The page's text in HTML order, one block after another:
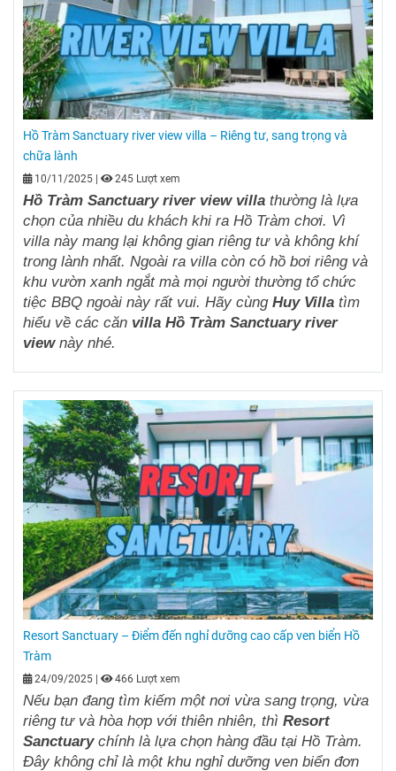
Hồ Tràm Sanctuary river view villa – Riêng tư, sang trọng và
chữa lành
10/11/2025 | 245 Lượt xem
Hồ Tràm Sanctuary river view villa thường là lựa
chọn của nhiều du khách khi ra Hồ Tràm chơi. Vì
villa này mang lại không gian riêng tư và không khí
trong lành nhất. Ngoài ra villa còn có hồ bơi riêng và
khu vườn xanh ngắt mà mọi người thường tổ chức
tiệc BBQ ngoài này rất vui. Hãy cùng Huy Villa tìm
hiểu về các căn villa Hồ Tràm Sanctuary river
viewnày nhé.
Resort Sanctuary – Điểm đến nghỉ dưỡng cao cấp ven biển Hồ
Tràm
24/09/2025 466 Lượt xem
Nếu bạn đang tìm kiếm một nơi vừa sang trọng, vừa
riêng tư và hòa hợp với thiên nhiên, thì Resort
Sanctuarychính là lựa chọn hàng đầu tại Hồ Tràm.
Đây không chỉ là một khu nghỉ dưỡng ven biển đơn